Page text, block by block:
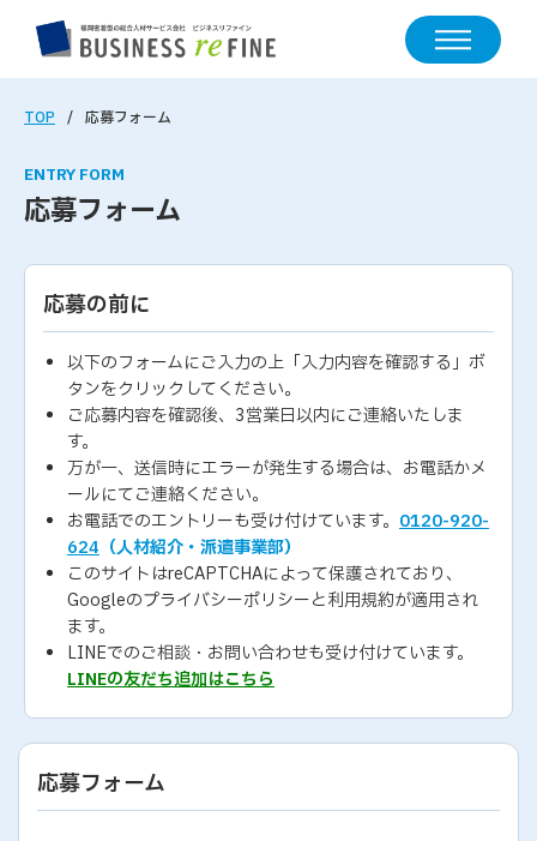
TOP 応募フォーム
ENTRY FORM
応募フォーム
応募の前に
以下のフォームにご入力の上「入力内容を確認する」ボ
タンをクリックしてください。
ご応募内容を確認後、3営業日以内にご連絡いたしま
す。
万が一、送信時にエラーが発生する場合は、お電話かメ
ールにてご連絡ください。
お電話でのエントリーも受け付けています。 0120-920-
624 （人材紹介・派遣事業部）
このサイトはreCAPTCHAによって保護されており、
Googleのプライバシーポリシーと利用規約が適用され
ます。
LINEでのご相談・お問い合わせも受け付けています。
LINEの友だち追加はこちら
応募フォーム